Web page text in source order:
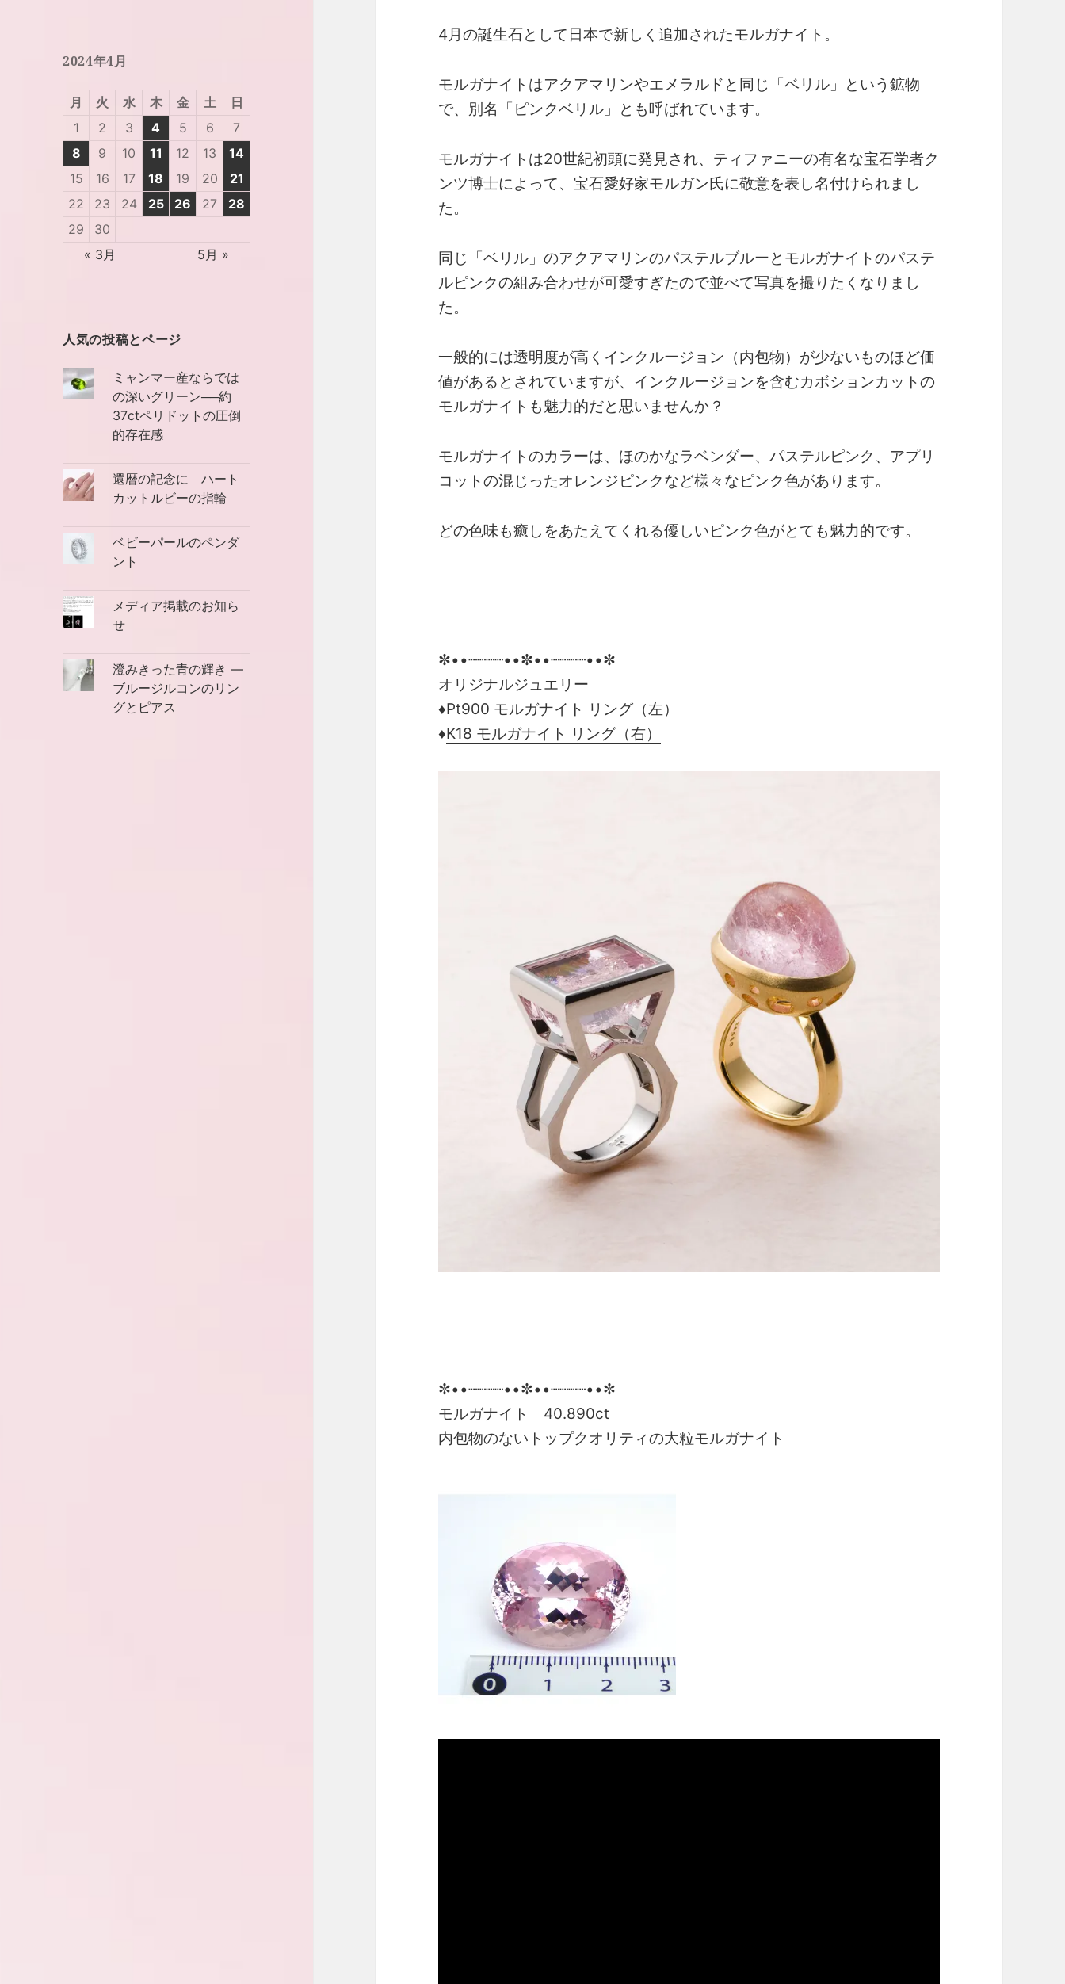
ー
2024年4月
月 火 水 木 金 土
日
1
2 3 4 5 6
7
8
9 10 11 12 13
14
15
16 17 18 19 20
21
22
23 24 25 26 27
28
29
30
« 3月
5月 »
人気の投稿とページ
ミャンマー産ならでは
の深いグリーン──約
37ctペリドットの圧倒
的存在感
還暦の記念に ハート
カットルビーの指輪
ベビーパールのペンダ
ント
メディア掲載のお知ら
せ
澄みきった青の輝き ―
ブルージルコンのリン
グとピアス
4月の誕生石として日本で新しく追加されたモルガナイト。
モルガナイトはアクアマリンやエメラルドと同じ「ベリル」という鉱物
で、別名「ピンクベリル」とも呼ばれています。
モルガナイトは20世紀初頭に発見され、ティファニーの有名な宝石学者ク
ンツ博士によって、宝石愛好家モルガン氏に敬意を表し名付けられまし
た。
同じ「ベリル」のアクアマリンのパステルブルーとモルガナイトのパステ
ルピンクの組み合わせが可愛すぎたので並べて写真を撮りたくなりまし
た。
一般的には透明度が高くインクルージョン（内包物）が少ないものほど価
値があるとされていますが、インクルージョンを含むカボションカットの
モルガナイトも魅力的だと思いませんか？
モルガナイトのカラーは、ほのかなラベンダー、パステルピンク、アプリ
コットの混じったオレンジピンクなど様々なピンク色があります。
どの色味も癒しをあたえてくれる優しいピンク色がとても魅力的です。
✼••┈┈┈┈••✼••┈┈┈┈••✼
オリジナルジュエリー
♦Pt900 モルガナイト リング（左）
♦K18 モルガナイト リング（右）
✼••┈┈┈┈••✼••┈┈┈┈••✼
モルガナイト 40.890ct
内包物のないトップクオリティの大粒モルガナイト